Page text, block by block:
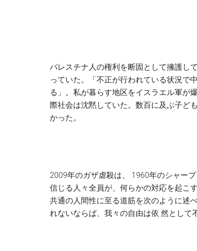
パレスチナ人の権利を断固として擁護し
っていた。「不正が行われている状況で
る」。私が暮らす地区をイスラエル軍が
際社会は沈黙していた。数百に及ぶ子ど
かった。
2009年のガザ虐殺は、 1960年のシャー
信じる人々全員が、何らかの対応を起こ
共通の人間性に至る道筋を次のように述
れないならば、我々の自由は依 然として